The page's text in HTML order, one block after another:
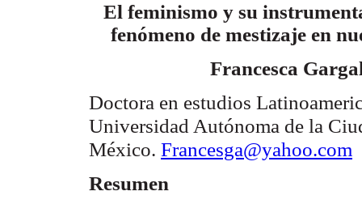
El feminismo y su
fenómeno de mestizaje en
Francesca
Doctora en estudios
Universidad Autónoma de la
México. Francesga@yahoo.com
Resumen